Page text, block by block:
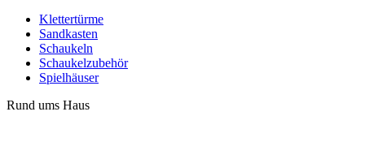
Klettertürme
Sandkasten
Schaukeln
Schaukelzubehör
Spielhäuser
Rund ums Haus